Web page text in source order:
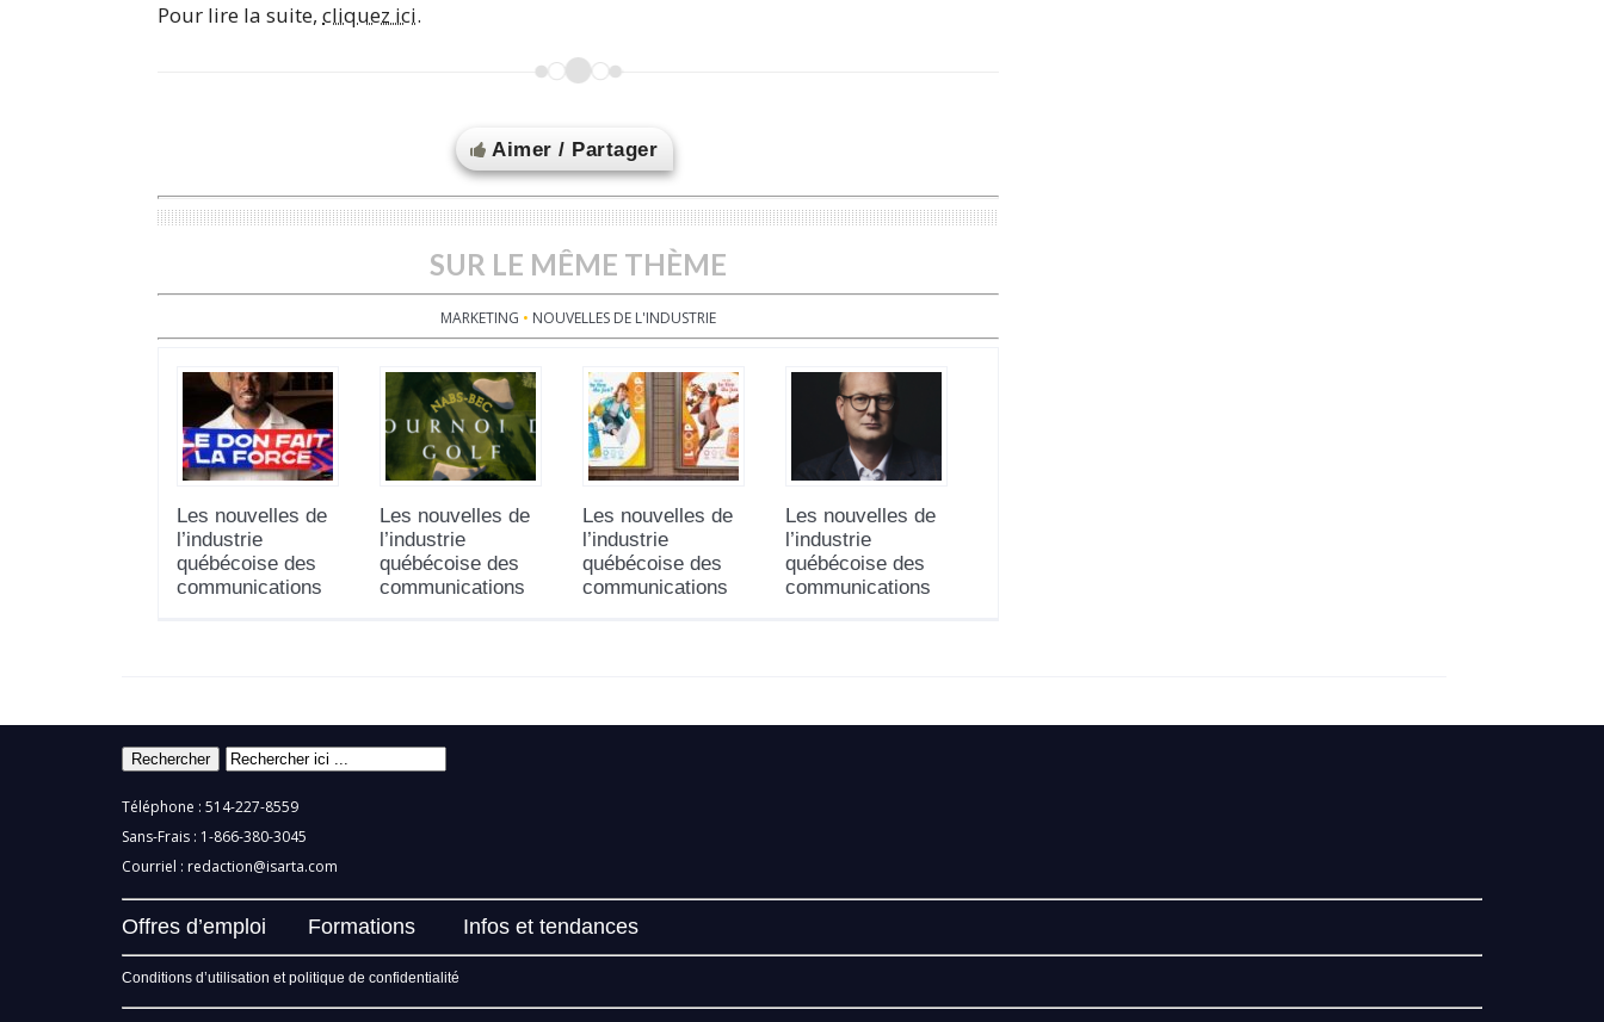
Pour lire la suite, cliquez ici.
Aimer / Partager
SUR LE MÊME THÈME
MARKETING • NOUVELLES DE L'INDUSTRIE
Les nouvelles de
l’industrie
québécoise des
communications
Les nouvelles de
l’industrie
québécoise des
communications
Les nouvelles de
l’industrie
québécoise des
communications
Les nouvelles de
l’industrie
québécoise des
communications
Téléphone : 514-227-8559
Sans-Frais : 1-866-380-3045
Courriel : redaction@isarta.com
Offres d’emploi Formations Infos et tendances
Conditions d’utilisation et politique de confidentialité